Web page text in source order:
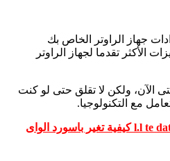
جهاز الراوتر الخاص بك
الأكثر تقدما لجهاز الراوتر
الآن، ولكن لا تقلق حتى لو كنت
مع التكنولوجيا.
192.168.l.l te data كيفية تغير باسورد الواى